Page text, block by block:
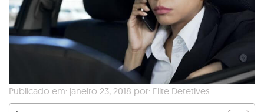
Publicado em: janeiro 23, 2018 por: Elite Detetives